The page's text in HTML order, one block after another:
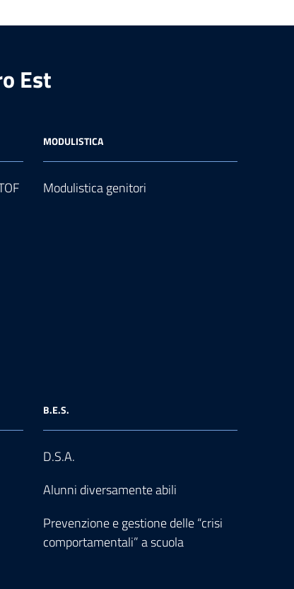
Est
MODULISTICA
Modulistica genitori
B.E.S.
D.S.A.
Alunni diversamente abili
Prevenzione e gestione delle “crisi
comportamentali” a scuola